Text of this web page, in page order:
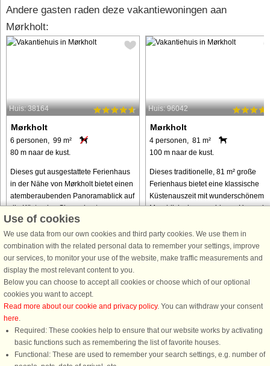
Andere gasten raden deze vakantiewoningen aan
Mørkholt:
Huis: 38164
Mørkholt
6 personen, 99 m²
80 m naar de kust.
Dieses gut ausgestattete Ferienhaus
in der Nähe von Mørkholt bietet einen
atemberaubenden Panoramablick auf
die Küste, den Sie am besten vom
hellen und geräumigen Wohnzimmer
aus genießen können. Das helle ...
van € 831
Huis: 96042
Mørkholt
4 personen, 81 m²
100 m naar de kust.
Dieses traditionelle, 81 m² große
Ferienhaus bietet eine klassische
Küstenauszeit mit wunderschönem
Meerblick, der sowohl vom Haus als
werden kann. Das Herzstück des ...
van € 478
Use of cookies
We use data from our own cookies and third party cookies. We use them in
combination with the related personal data to remember your settings, improve
our services, to monitor your use of the website, make traffic measurements and
display the most relevant content to you.
Below you can choose to accept all cookies or choose which of our optional
cookies you want to accept.
Read more about our cookie and privacy policy. You can withdraw your consent
here.
Required: These cookies help to ensure that our website works by activating
basic functions such as remembering the list of favorite houses.
Functional: These are used to remember your search settings, e.g. number of